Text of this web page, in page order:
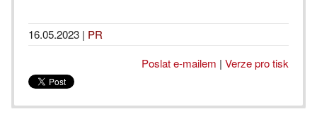
16.05.2023 | PR
Poslat e-mailem | Verze pro tisk